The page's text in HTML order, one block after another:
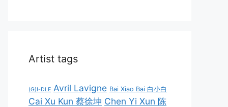
Artist tags
(G)I-DLE Avril Lavigne Bai Xiao Bai 白小白
Cai Xu Kun 蔡徐坤 Chen Yi Xun 陈